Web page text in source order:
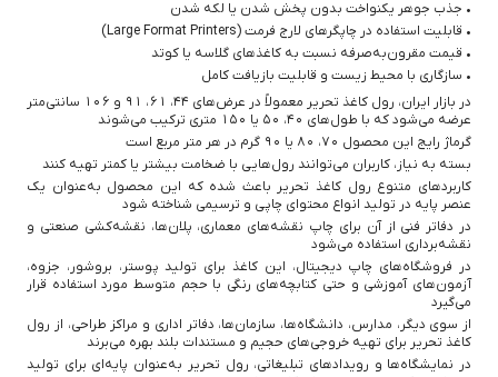
• جذب جوهر یکنواخت بدون پخش شدن یا لکه شدن
• قابلیت استفاده در چاپگرهای لارج فرمت (Large Format Printers)
• قیمت مقرون‌به‌صرفه نسبت به کاغذهای گلاسه یا کوتد
• سازگاری با محیط زیست و قابلیت بازیافت کامل
در بازار ایران، رول کاغذ تحریر معمولاً در عرض‌های ۴۴، ۶۱، ۹۱ و ۱۰۶ سانتی‌متر
عرضه می‌شود که با طول‌های ۴۰، ۵۰ یا ۱۵۰ متری ترکیب می‌شوند
گرماژ رایج این محصول ۷۰، ۸۰ یا ۹۰ گرم در هر متر مربع است
بسته به نیاز، کاربران می‌توانند رول‌هایی با ضخامت بیشتر یا کمتر تهیه کنند
کاربردهای متنوع رول کاغذ تحریر باعث شده که این محصول به‌عنوان یک
عنصر پایه در تولید انواع محتوای چاپی و ترسیمی شناخته شود
در دفاتر فنی از آن برای چاپ نقشه‌های معماری، پلان‌ها، نقشه‌کشی صنعتی و
نقشه‌برداری استفاده می‌شود
در فروشگاه‌های چاپ دیجیتال، این کاغذ برای تولید پوستر، بروشور، جزوه،
آزمون‌های آموزشی و حتی کتابچه‌های رنگی با حجم متوسط مورد استفاده قرار
می‌گیرد
از سوی دیگر، مدارس، دانشگاه‌ها، سازمان‌ها، دفاتر اداری و مراکز طراحی، از رول
کاغذ تحریر برای تهیه خروجی‌های حجیم و مستندات بلند بهره می‌برند
در نمایشگاه‌ها و رویدادهای تبلیغاتی، رول تحریر به‌عنوان پایه‌ای برای تولید